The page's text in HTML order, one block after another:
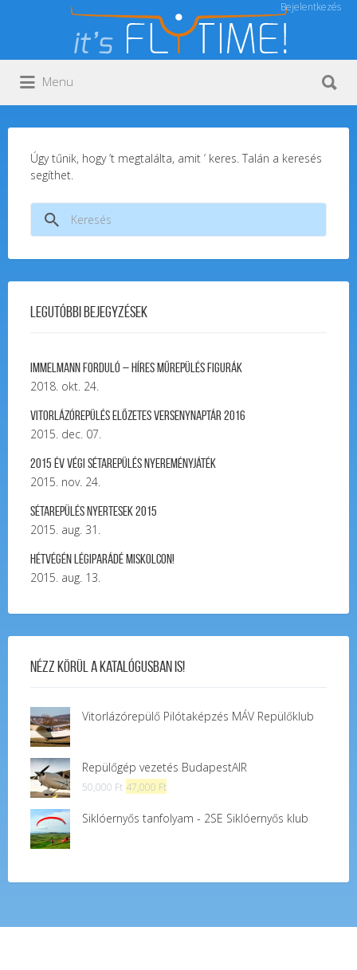
Bejelentkezés
Keresés:
Menu
Úgy tűnik, hogy ’t megtalálta, amit ’ keres. Talán a keresés
segíthet.
Keresés:
Legutóbbi bejegyzések
Immelmann forduló – Híres Műrepülés Figurák
2018. okt. 24.
Vitorlázórepülés ELŐZETES VERSENYNAPTÁR 2016
2015. dec. 07.
2015 év végi sétarepülés nyereményjáték
2015. nov. 24.
Sétarepülés nyertesek 2015
2015. aug. 31.
Hétvégén légiparádé Miskolcon!
2015. aug. 13.
Nézz körül a katalógusban is!
Vitorlázórepülő Pilótaképzés MÁV Repülőklub
Repülőgép vezetés BudapestAIR
50,000 Ft Original
was:
47,000 FtCurrent
is:
Siklóernyős tanfolyam - 2SE Siklóernyős klub